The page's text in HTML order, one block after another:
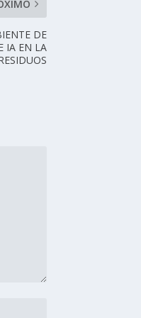
DE
IA EN LA